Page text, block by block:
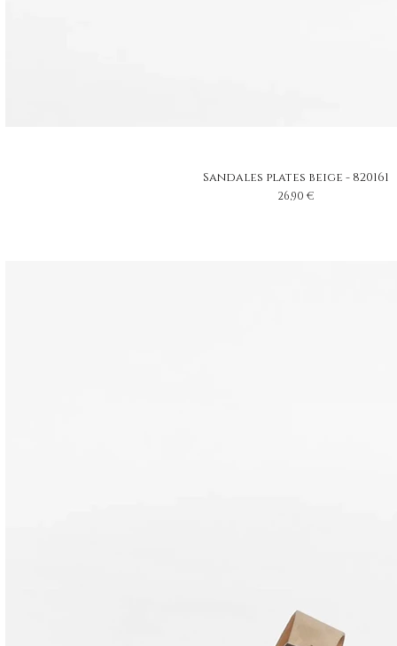
Sandales plates beige - 820161
Prix
26,90 €